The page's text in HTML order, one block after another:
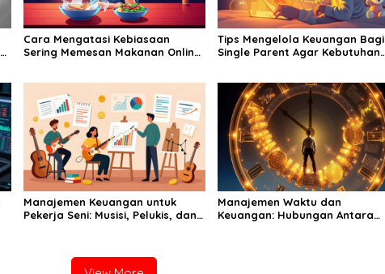
Cara Mengatasi Kebiasaan
Sering Memesan Makanan Online
Tips Mengelola Keuangan Bagi
Single Parent Agar Kebutuhan
Manajemen Keuangan untuk
Pekerja Seni: Musisi, Pelukis, dan
Manajemen Waktu dan
Keuangan: Hubungan Antara